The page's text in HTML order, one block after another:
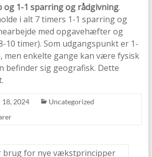
og 1-1 sparring og rådgivning.
i alt 7 timers 1-1 sparring og
med opgavehæfter og
10 timer). Som udgangspunkt er 1-
men enkelte gange kan være fysisk
befinder sig geografisk. Dette
18, 2024
Uncategorized
brug for nye vækstprincipper